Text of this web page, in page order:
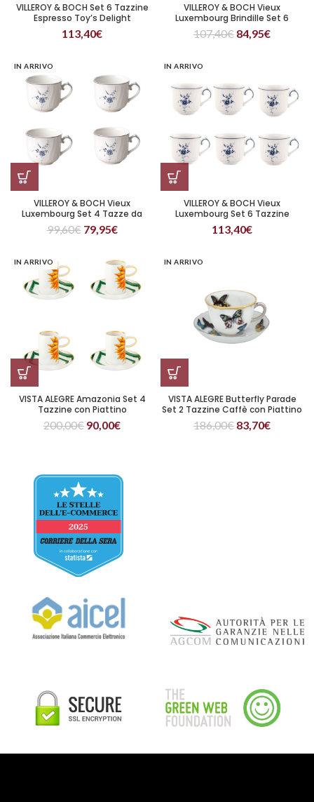
VILLEROY & BOCH Set 6 Tazzine
Espresso Toy’s Delight
113,40€
VILLEROY & BOCH Vieux
Luxembourg Brindille Set 6
Tazzine Espresso
107,40€ 84,95€
IN ARRIVO
VILLEROY & BOCH Vieux
Luxembourg Set 4 Tazze da
Cappuccino
99,60€ 79,95€
IN ARRIVO
VILLEROY & BOCH Vieux
Luxembourg Set 6 Tazzine
Espresso
113,40€
IN ARRIVO
VISTA ALEGRE Amazonia Set 4
Tazzine con Piattino
200,00€ 90,00€
IN ARRIVO
VISTA ALEGRE Butterfly Parade
Set 2 Tazzine Caffè con Piattino
186,00€ 83,70€